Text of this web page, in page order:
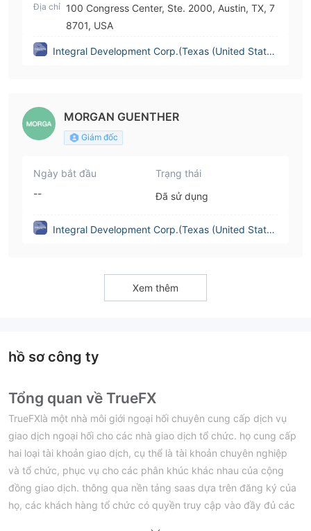
Địa chỉ 100 Congress Center, Ste. 2000, Austin, TX, 7
8701, USA
Integral Development Corp.(Texas (United State
MORGAN GUENTHER
Giám đốc
Ngày bắt đầu
--
Trạng thái
Đã sử dụng
Integral Development Corp.(Texas (United State
Xem thêm
hồ sơ công ty
Tổng quan về TrueFX
TrueFXlà một nhà môi giới ngoại hối chuyên cung cấp dịch vụ
giao dịch ngoại hối cho các nhà giao dịch tổ chức. họ cung cấp
hai loại tài khoản giao dịch, cụ thể là tài khoản chuyên nghiệp
và tổ chức, phục vụ cho các phân khúc khác nhau của cộng
đồng giao dịch. thông qua nền tảng saas dựa trên đăng ký của
họ, các khách hàng tổ chức có quyền truy cập vào đầy đủ các